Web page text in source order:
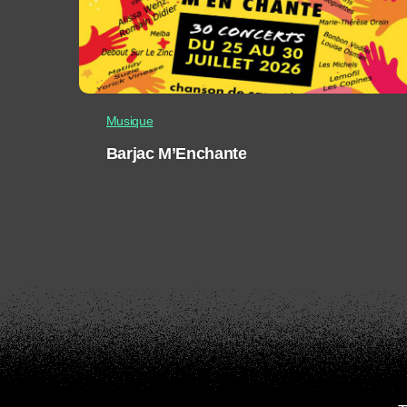
Musique
Barjac M’Enchante